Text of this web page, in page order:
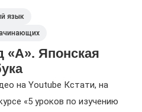
язык
«А». Японская
на Youtube Кстати, на
«5 уроков по изучению